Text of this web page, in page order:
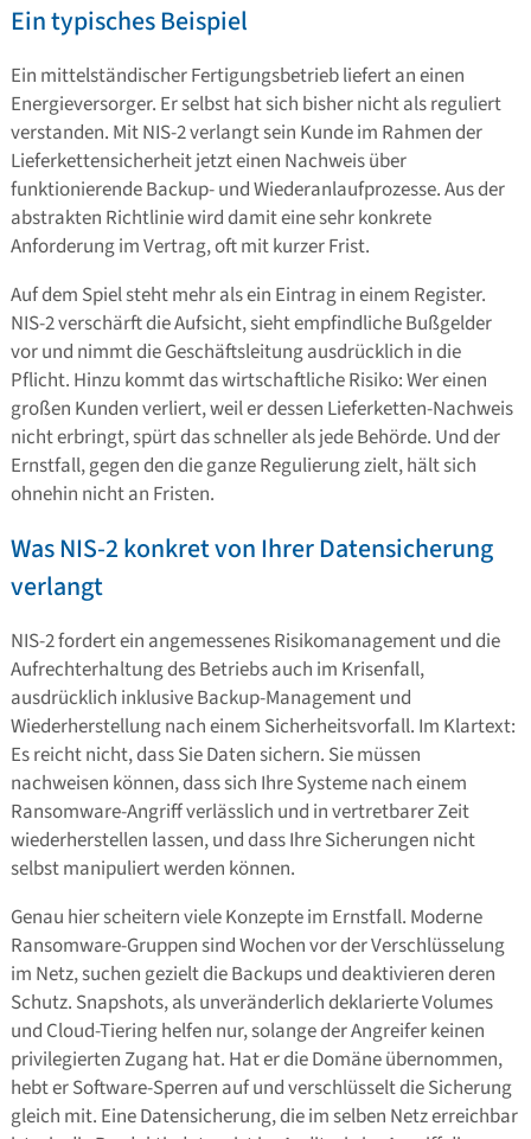
Ein typisches Beispiel
Ein mittelständischer Fertigungsbetrieb liefert an einen
Energieversorger. Er selbst hat sich bisher nicht als reguliert
verstanden. Mit NIS-2 verlangt sein Kunde im Rahmen der
Lieferkettensicherheit jetzt einen Nachweis über
funktionierende Backup- und Wiederanlaufprozesse. Aus der
abstrakten Richtlinie wird damit eine sehr konkrete
Anforderung im Vertrag, oft mit kurzer Frist.
Auf dem Spiel steht mehr als ein Eintrag in einem Register.
NIS-2 verschärft die Aufsicht, sieht empfindliche Bußgelder
vor und nimmt die Geschäftsleitung ausdrücklich in die
Pflicht. Hinzu kommt das wirtschaftliche Risiko: Wer einen
großen Kunden verliert, weil er dessen Lieferketten-Nachweis
nicht erbringt, spürt das schneller als jede Behörde. Und der
Ernstfall, gegen den die ganze Regulierung zielt, hält sich
ohnehin nicht an Fristen.
Was NIS-2 konkret von Ihrer Datensicherung
verlangt
NIS-2 fordert ein angemessenes Risikomanagement und die
Aufrechterhaltung des Betriebs auch im Krisenfall,
ausdrücklich inklusive Backup-Management und
Wiederherstellung nach einem Sicherheitsvorfall. Im Klartext:
Es reicht nicht, dass Sie Daten sichern. Sie müssen
nachweisen können, dass sich Ihre Systeme nach einem
Ransomware-Angriff verlässlich und in vertretbarer Zeit
wiederherstellen lassen, und dass Ihre Sicherungen nicht
selbst manipuliert werden können.
Genau hier scheitern viele Konzepte im Ernstfall. Moderne
Ransomware-Gruppen sind Wochen vor der Verschlüsselung
im Netz, suchen gezielt die Backups und deaktivieren deren
Schutz. Snapshots, als unveränderlich deklarierte Volumes
und Cloud-Tiering helfen nur, solange der Angreifer keinen
privilegierten Zugang hat. Hat er die Domäne übernommen,
hebt er Software-Sperren auf und verschlüsselt die Sicherung
gleich mit. Eine Datensicherung, die im selben Netz erreichbar